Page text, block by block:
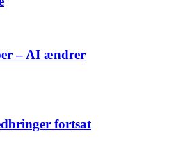
– AI ændrer
fortsat